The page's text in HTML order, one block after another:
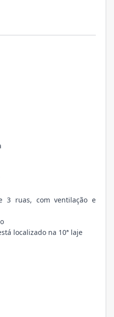
3 ruas, com ventilação e
localizado na 10ª laje